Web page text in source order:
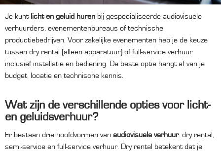
Je kunt licht en geluid huren bij gespecialiseerde audiovisuele
verhuurders, evenementenbureaus of technische
productiebedrijven. Voor zakelijke evenementen heb je de keuze
tussen dry rental (alleen apparatuur) of full-service verhuur
inclusief installatie en bediening. De beste optie hangt af van je
budget, locatie en technische kennis.
Wat zijn de verschillende opties voor licht-
en geluidsverhuur?
Er bestaan drie hoofdvormen van audiovisuele verhuur: dry rental,
semi-service en full-service verhuur. Dry rental betekent dat je